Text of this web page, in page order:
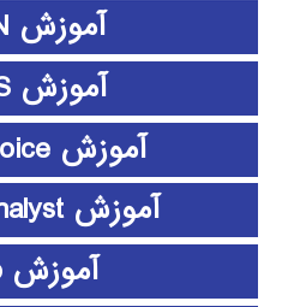
آموزش ePLAN
آموزش ETABS
آموزش expert choice
آموزش Frontier Analyst
آموزش github